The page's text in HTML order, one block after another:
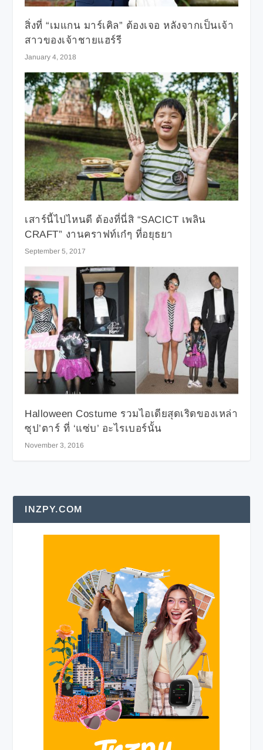
สิ่งที่ “เมแกน มาร์เคิล” ต้องเจอ หลังจากเป็นเจ้า
สาวของเจ้าชายแฮร์รี
January 4, 2018
เสาร์นี้ไปไหนดี ต้องที่นี่สิ “SACICT เพลิน
CRAFT” งานคราฟท์เก๋ๆ ที่อยุธยา
September 5, 2017
Halloween Costume รวมไอเดียสุดเริดของเหล่า
ซุป’ตาร์ ที่ ‘แซ่บ’ อะไรเบอร์นั้น
November 3, 2016
INZPY.COM